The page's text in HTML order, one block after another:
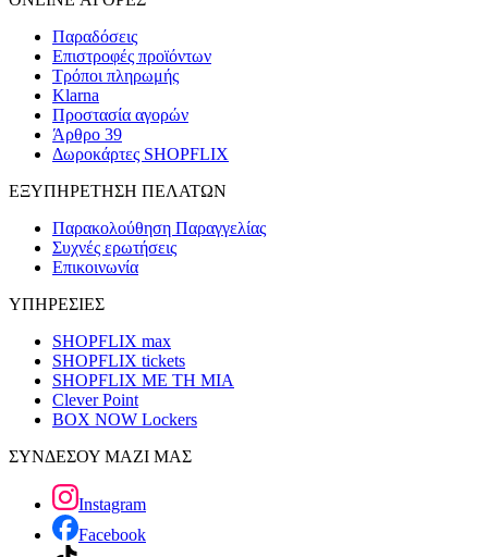
Παραδόσεις
Επιστροφές προϊόντων
Τρόποι πληρωμής
Klarna
Προστασία αγορών
Άρθρο 39
Δωροκάρτες SHOPFLIX
ΕΞΥΠΗΡΕΤΗΣΗ ΠΕΛΑΤΩΝ
Παρακολούθηση Παραγγελίας
Συχνές ερωτήσεις
Επικοινωνία
ΥΠΗΡΕΣΙΕΣ
SHOPFLIX max
SHOPFLIX tickets
SHOPFLIX ΜΕ ΤΗ ΜΙΑ
Clever Point
BOX NOW Lockers
ΣΥΝΔΕΣΟΥ ΜΑΖΙ ΜΑΣ
Instagram
Facebook